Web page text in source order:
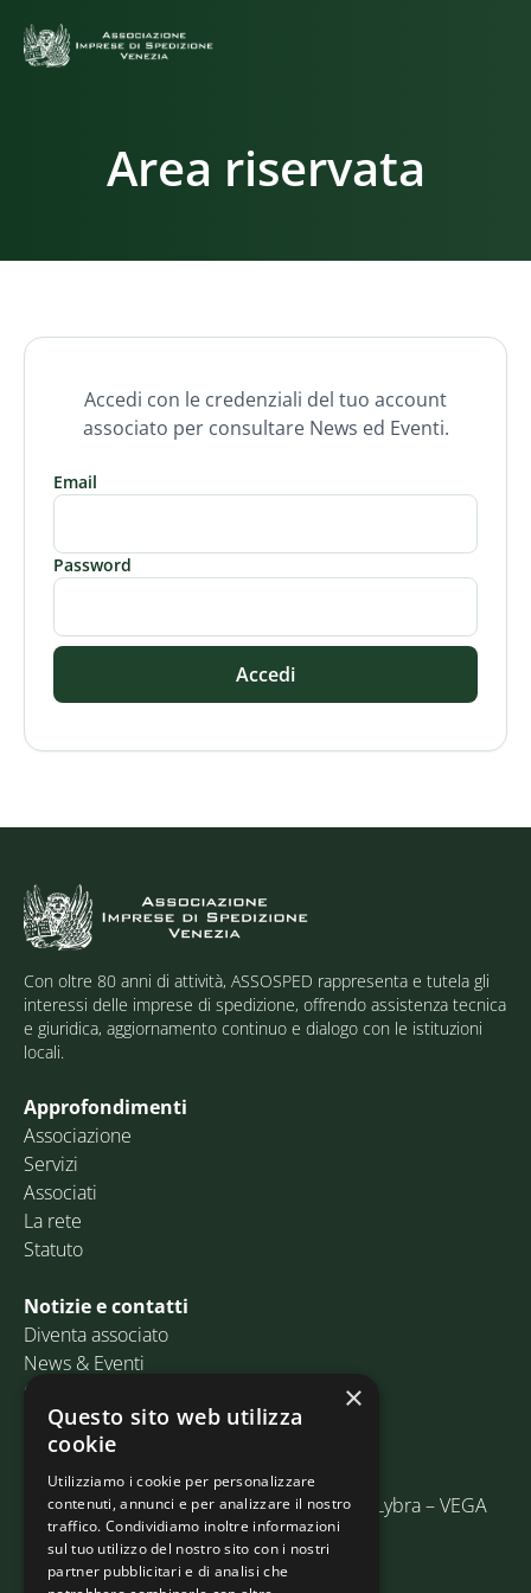
Area riservata
Accedi con le credenziali del tuo account
associato per consultare News ed Eventi.
Email
Password
Accedi
Con oltre 80 anni di attività, ASSOSPED rappresenta e tutela gli
interessi delle imprese di spedizione, offrendo assistenza tecnica
e giuridica, aggiornamento continuo e dialogo con le istituzioni
locali.
Approfondimenti
Associazione
Servizi
Associati
La rete
Statuto
Notizie e contatti
Diventa associato
News & Eventi
Contatti
Email:info@assosped.it
PEC: assospedvenezia@pec.fedespedi.it
Indirizzo: Via delle Industrie, 19/C Edificio Lybra – VEGA
30175 Marghera (VE)
×
Questo sito web utilizza
cookie
Utilizziamo i cookie per personalizzare
contenuti, annunci e per analizzare il nostro
traffico. Condividiamo inoltre informazioni
sul tuo utilizzo del nostro sito con i nostri
partner pubblicitari e di analisi che